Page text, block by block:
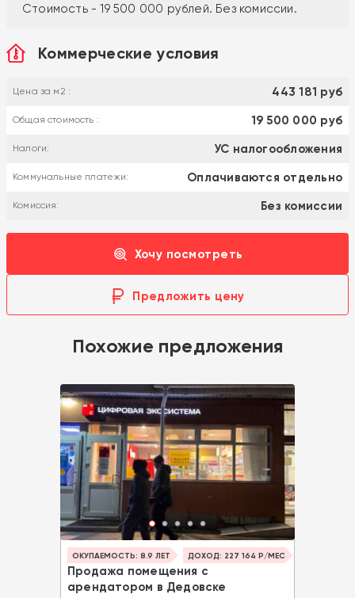
Стоимость - 19 500 000 рублей. Без комиссии.
Коммерческие условия
Цена за м2 : 443 181 руб
Общая стоимость : 19 500 000 руб
Налоги: УС налогообложения
Коммунальные платежи: Оплачиваются отдельно
Комиссия: Без комиссии
Хочу посмотреть
Предложить цену
Похожие предложения
ОКУПАЕМОСТЬ: 8.9 ЛЕТ ДОХОД: 227 164 Р/МЕС
Продажа помещения с
арендатором в Дедовске